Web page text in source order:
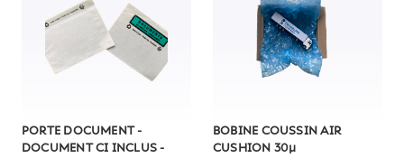
PORTE DOCUMENT -
DOCUMENT CI INCLUS -
BOBINE COUSSIN AIR
CUSHION 30µ